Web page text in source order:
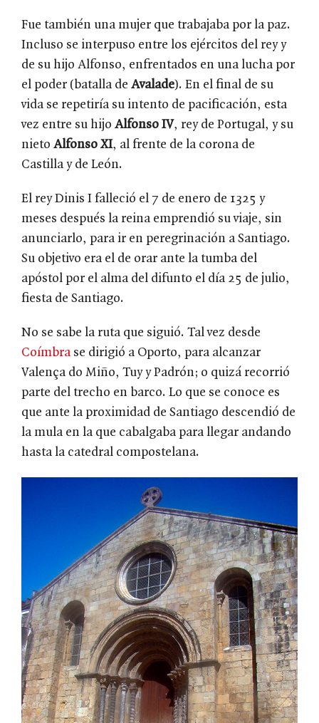
Fue también una mujer que trabajaba por la paz.
Incluso se interpuso entre los ejércitos del rey y
de su hijo Alfonso, enfrentados en una lucha por
el poder (batalla de Avalade). En el final de su
vida se repetiría su intento de pacificación, esta
vez entre su hijo Alfonso IV, rey de Portugal, y su
nieto Alfonso XI, al frente de la corona de
Castilla y de León.
El rey Dinis I falleció el 7 de enero de 1325 y
meses después la reina emprendió su viaje, sin
anunciarlo, para ir en peregrinación a Santiago.
Su objetivo era el de orar ante la tumba del
apóstol por el alma del difunto el día 25 de julio,
fiesta de Santiago.
No se sabe la ruta que siguió. Tal vez desde
Coímbra se dirigió a Oporto, para alcanzar
Valença do Miño, Tuy y Padrón; o quizá recorrió
parte del trecho en barco. Lo que se conoce es
que ante la proximidad de Santiago descendió de
la mula en la que cabalgaba para llegar andando
hasta la catedral compostelana.